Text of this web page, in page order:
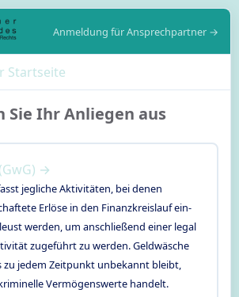
Anmeldung für Ansprechpartner →
Startseite
Sie Ihr Anliegen aus
→
jegliche Aktivitäten, bei denen
Erlöse in den Finanzkreislauf ein-
werden, um anschließend einer legal
zugeführt zu werden. Geldwäsche
zu jedem Zeitpunkt unbekannt bleibt,
Vermögenswerte handelt.